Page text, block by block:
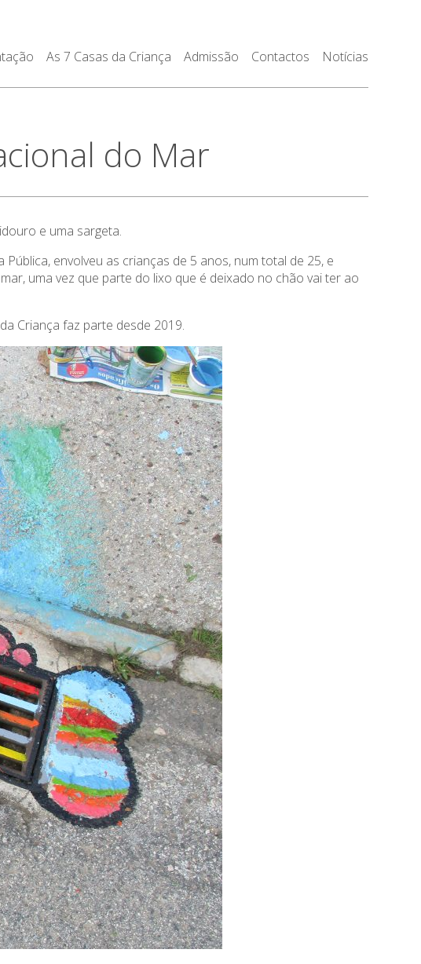
As 7 Casas da Criança Admissão Contactos Notícias
do Mar
e uma sargeta.
envolveu as crianças de 5 anos, num total de 25, e
uma vez que parte do lixo que é deixado no chão vai ter ao
Criança faz parte desde 2019.